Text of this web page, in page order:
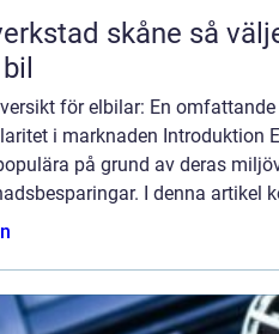
skåne så väljer du rätt verkstad för
för elbilar: En
i marknaden Introduktion
på grund av deras
I denna artikel